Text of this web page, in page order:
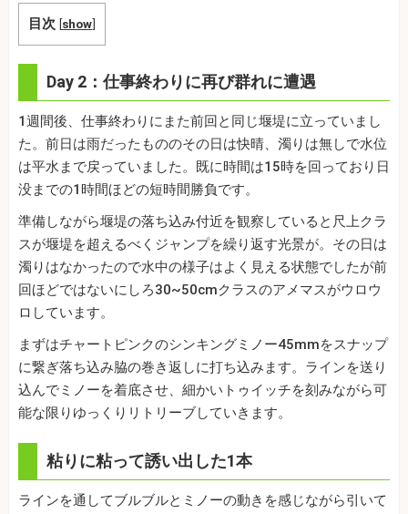
目次 [show]
Day 2：仕事終わりに再び群れに遭遇
1週間後、仕事終わりにまた前回と同じ堰堤に立っていまし
た。前日は雨だったもののその日は快晴、濁りは無しで水位
は平水まで戻っていました。既に時間は15時を回っており日
没までの1時間ほどの短時間勝負です。
準備しながら堰堤の落ち込み付近を観察していると尺上クラ
スが堰堤を超えるべくジャンプを繰り返す光景が。その日は
濁りはなかったので水中の様子はよく見える状態でしたが前
回ほどではないにしろ30~50cmクラスのアメマスがウロウ
ロしています。
まずはチャートピンクのシンキングミノー45mmをスナップ
に繋ぎ落ち込み脇の巻き返しに打ち込みます。ラインを送り
込んでミノーを着底させ、細かいトゥイッチを刻みながら可
能な限りゆっくりリトリーブしていきます。
粘りに粘って誘い出した1本
ラインを通してブルブルとミノーの動きを感じながら引いて